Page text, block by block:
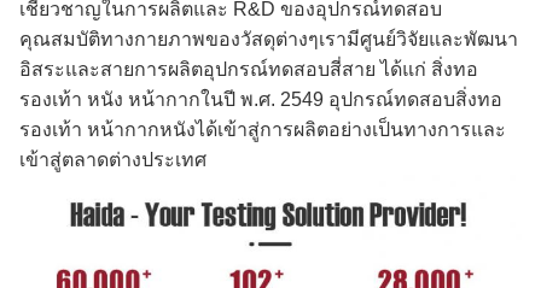
เชี่ยวชาญในการผลิตและ R&D ของอุปกรณ์ทดสอบ
คุณสมบัติทางกายภาพของวัสดุต่างๆเรามีศูนย์วิจัยและพัฒนา
อิสระและสายการผลิตอุปกรณ์ทดสอบสี่สาย ได้แก่ สิ่งทอ
รองเท้า หนัง หน้ากากในปี พ.ศ. 2549 อุปกรณ์ทดสอบสิ่งทอ
รองเท้า หน้ากากหนังได้เข้าสู่การผลิตอย่างเป็นทางการและ
เข้าสู่ตลาดต่างประเทศ